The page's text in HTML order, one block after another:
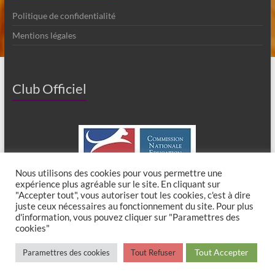
Politique de confidentialité
Mentions légales
Club Officiel
Copyright © 2026Club Canin de Chaumes en Brie. All rights reserved. Theme
Spaciousby ThemeGrill. Powered by: WordPress.
Nous utilisons des cookies pour vous permettre une
expérience plus agréable sur le site. En cliquant sur
"Accepter tout", vous autoriser tout les cookies, c'est à dire
juste ceux nécessaires au fonctionnement du site. Pour plus
d'information, vous pouvez cliquer sur "Paramettres des
cookies"
Paramettres des cookies Tout Refuser Tout Accepter